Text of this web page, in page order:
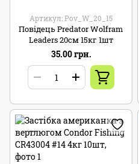
Артикул: Pov_W_20_15
Повідець Predator Wolfram
Leaders 20см 15кг 1шт
35.00 грн.